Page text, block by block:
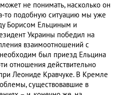
не понимать, насколько он
то подобную ситуацию мы уже
Борисом Ельциным и
Украины победил на
взаимоотношений с
был приезд Ельцина
отношения действительно
Леониде Кравчуке. В Кремле
существовавшие в